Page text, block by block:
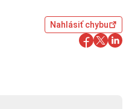
Nahlásiť chybu